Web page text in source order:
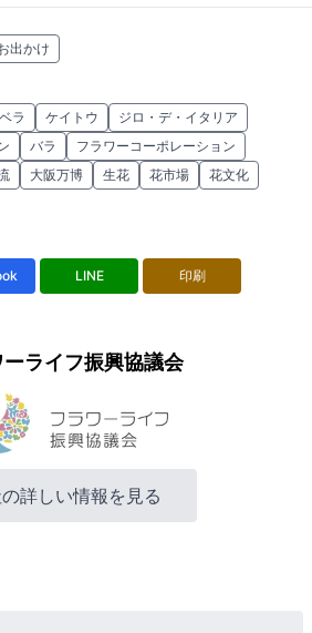
出かけ
ラ ケイトウ
ジロ・デ・イタリア
バラ
フラワーコーポレーション
大阪万博 生花 花市場
花文化
LINE 印刷
ーライフ振興協議会
詳しい情報を見る